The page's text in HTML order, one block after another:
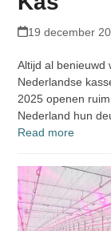
19 december
Altijd al benieuwd
Nederlandse
2025 openen
Nederland hun
Read more